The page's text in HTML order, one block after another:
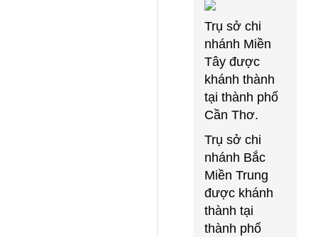
Trụ sở chi
nhánh Miền
Tây được
khánh thành
tại thành phố
Cần Thơ.
Trụ sở chi
nhánh Bắc
Miền Trung
được khánh
thành tại
thành phố